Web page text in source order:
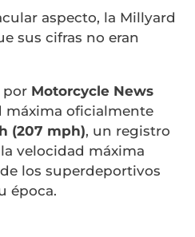
aspecto, la Millyard
sus cifras no eran
por Motorcycle News
máxima oficialmente
(207 mph), un registro
velocidad máxima
los superdeportivos
época.